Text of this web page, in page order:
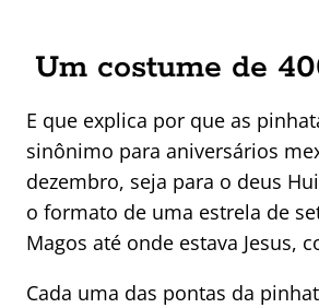
Um costume de
E que explica por que as
sinônimo para aniversários
dezembro, seja para o deus
o formato de uma estrela de
Magos até onde estava Jesus,
Cada uma das pontas da